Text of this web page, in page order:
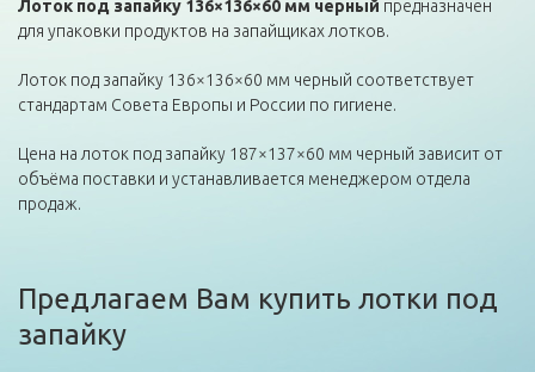
Лоток под запайку 136×136×60 мм черный предназначен
для упаковки продуктов на запайщиках лотков.
Лоток под запайку 136×136×60 мм черный соответствует
стандартам Совета Европы и России по гигиене.
Цена на лоток под запайку 187×137×60 мм черный зависит от
объёма поставки и устанавливается менеджером отдела
продаж.
Предлагаем Вам купить лотки под
запайку